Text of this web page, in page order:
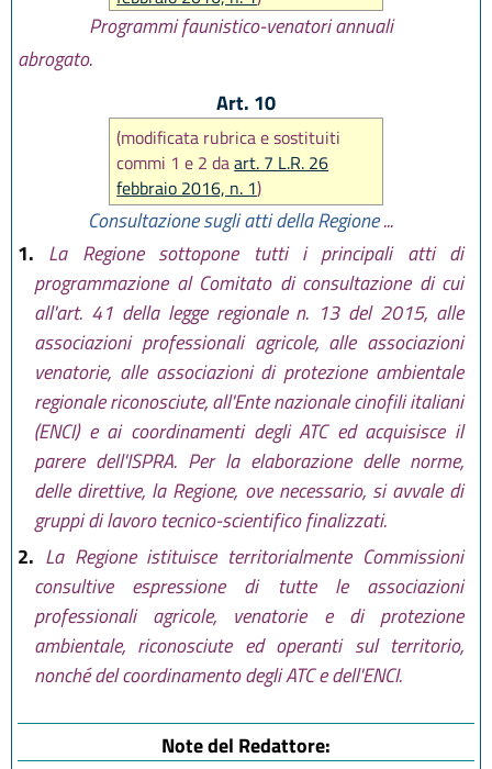
Programmi faunistico-venatori annuali
abrogato.
Art. 10
(modificata rubrica e sostituiti
commi 1 e 2 daart. 7 L.R. 26
febbraio 2016, n. 1)
Consultazione sugli atti della Regione...
1. La Regione sottopone tutti i principali atti di
programmazione al Comitato di consultazione di cui
all'art. 41 della legge regionale n. 13 del 2015, alle
associazioni professionali agricole, alle associazioni
venatorie, alle associazioni di protezione ambientale
regionale riconosciute, all'Ente nazionale cinofili italiani
(ENCI) e ai coordinamenti degli ATC ed acquisisce il
parere dell'ISPRA. Per la elaborazione delle norme,
delle direttive, la Regione, ove necessario, si avvale di
gruppi di lavoro tecnico-scientifico finalizzati.
2. La Regione istituisce territorialmente Commissioni
consultive espressione di tutte le associazioni
professionali agricole, venatorie e di protezione
ambientale, riconosciute ed operanti sul territorio,
nonché del coordinamento degli ATC e dell'ENCI.
Note del Redattore: